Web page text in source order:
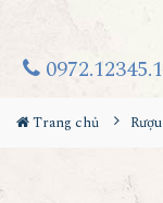
0972.12345.1
Trang chủ